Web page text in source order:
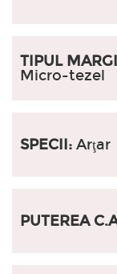
TIPUL
Micro-tezel
SPECII: Arţar
PUTEREA